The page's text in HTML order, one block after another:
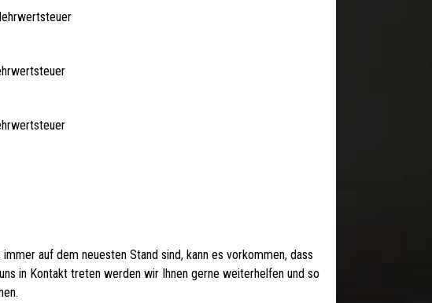
auf dem neuesten Stand sind, kann es vorkommen, dass
in Kontakt treten werden wir Ihnen gerne weiterhelfen und so